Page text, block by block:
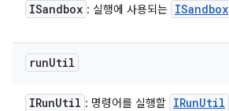
ISandbox : 실행에 사용되는 ISandbox
runUtil
IRunUtil : 명령어를 실행할 IRunUtil